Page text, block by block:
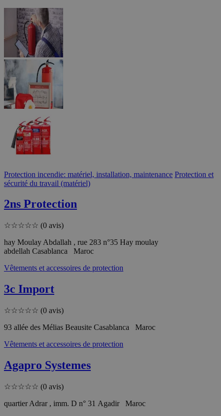
Protection incendie: matériel, installation, maintenance Protection et
sécurité du travail (matériel)
2ns Protection
☆☆☆☆☆ (0 avis)
hay Moulay Abdallah , rue 283 n°35 Hay moulay
abdellah Casablanca Maroc
Vêtements et accessoires de protection
3c Import
☆☆☆☆☆ (0 avis)
93 allée des Mélias Beausite Casablanca Maroc
Vêtements et accessoires de protection
Agapro Systemes
☆☆☆☆☆ (0 avis)
quartier Adrar , imm. D n° 31 Agadir Maroc